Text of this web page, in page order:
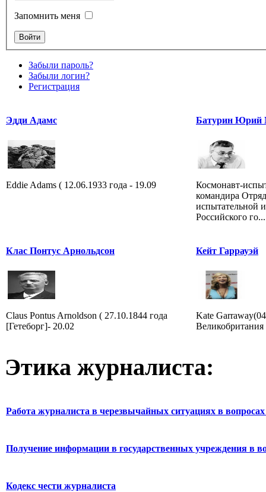
Запомнить меня
Забыли пароль?
Забыли логин?
Регистрация
Эдди Адамс
Eddie Adams ( 12.06.1933 года - 19.09
Батурин Юрий
Космонавт-
командира
испытательной
Российского го...
Клас Понтус Арнольдсон
Claus Pontus Arnoldson ( 27.10.1844 года
[Гетеборг]- 20.02
Кейт Гаррауэй
Kate
Этика журналиста:
Работа журналиста в черезвычайных ситуациях в вопросах
Получение информации в государственных учреждения в
Кодекс чести журналиста